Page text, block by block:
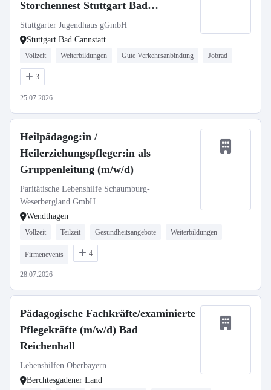
Storchennest Stuttgart Bad
Cannstatt
Stuttgarter Jugendhaus gGmbH
Stuttgart Bad Cannstatt
Vollzeit Weiterbildungen Gute Verkehrsanbindung Jobrad
3
25.07.2026
Heilpädagog:in /
Heilerziehungspfleger:in als
Gruppenleitung (m/w/d)
Paritätische Lebenshilfe Schaumburg-
Weserbergland GmbH
Wendthagen
Vollzeit Teilzeit Gesundheitsangebote Weiterbildungen
Firmenevents 4
28.07.2026
Pädagogische Fachkräfte/examinierte
Pflegekräfte (m/w/d) Bad
Reichenhall
Lebenshilfen Oberbayern
Berchtesgadener Land